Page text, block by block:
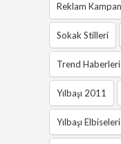
Reklam
Sokak Stilleri
Trend Haberleri
Yılbaşı 2011
Yılbaşı Elbiseleri